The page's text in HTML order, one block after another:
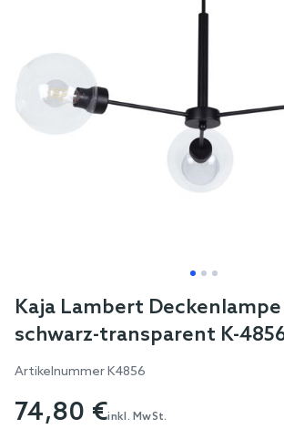
Skip
beginning
the
Kaja Lambert
schwarz-transparent K-
ArtikelnummerK4856
74,80 €inkl. MwSt.